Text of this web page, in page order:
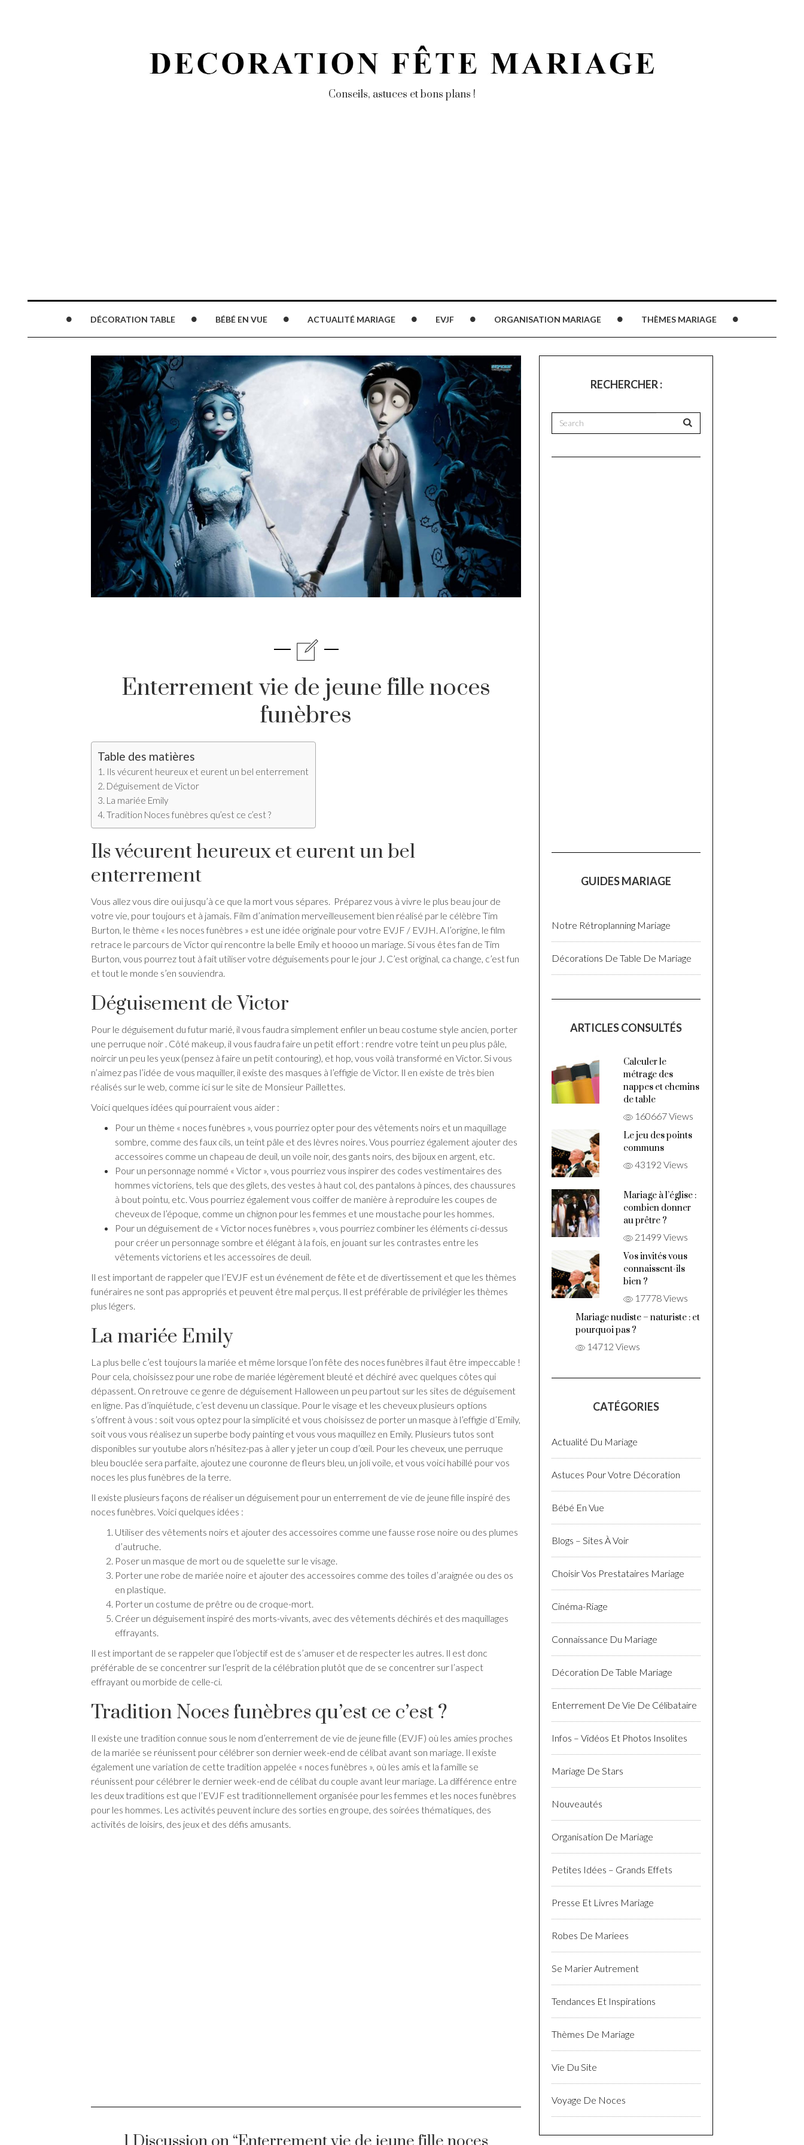
Conseils, astuces et bons plans !
DÉCORATION TABLE BÉBÉ EN VUE ACTUALITÉ MARIAGE EVJF ORGANISATION MARIAGE THÈMES MARIAGE
Enterrement vie de jeune fille noces
funèbres
Table des matières
Ils vécurent heureux et eurent un bel enterrement
Déguisement de Victor
La mariée Emily
Tradition Noces funèbres qu’est ce c’est ?
Ils vécurent heureux et eurent un bel
enterrement
Vous allez vous dire oui jusqu’à ce que la mort vous sépares. Préparez vous à vivre le plus beau jour de
votre vie, pour toujours et à jamais. Film d’animation merveilleusement bien réalisé par le célèbre Tim
Burton, le thème « les noces funèbres » est une idée originale pour votre EVJF / EVJH. A l’origine, le film
retrace le parcours de Victor qui rencontre la belle Emily et hoooo un mariage. Si vous êtes fan de Tim
Burton, vous pourrez tout à fait utiliser votre déguisements pour le jour J. C’est original, ca change, c’est fun
et tout le monde s’en souviendra.
Déguisement de Victor
Pour le déguisement du futur marié, il vous faudra simplement enfiler un beau costume style ancien, porter
une perruque noir . Côté makeup, il vous faudra faire un petit effort : rendre votre teint un peu plus pâle,
noircir un peu les yeux (pensez à faire un petit contouring), et hop, vous voilà transformé en Victor. Si vous
n’aimez pas l’idée de vous maquiller, il existe des masques à l’effigie de Victor. Il en existe de très bien
réalisés sur le web, comme ici sur le site de Monsieur Paillettes.
Voici quelques idées qui pourraient vous aider :
Pour un thème « noces funèbres », vous pourriez opter pour des vêtements noirs et un maquillage
sombre, comme des faux cils, un teint pâle et des lèvres noires. Vous pourriez également ajouter des
accessoires comme un chapeau de deuil, un voile noir, des gants noirs, des bijoux en argent, etc.
Pour un personnage nommé « Victor », vous pourriez vous inspirer des codes vestimentaires des
hommes victoriens, tels que des gilets, des vestes à haut col, des pantalons à pinces, des chaussures
à bout pointu, etc. Vous pourriez également vous coiffer de manière à reproduire les coupes de
cheveux de l’époque, comme un chignon pour les femmes et une moustache pour les hommes.
Pour un déguisement de « Victor noces funèbres », vous pourriez combiner les éléments ci-dessus
pour créer un personnage sombre et élégant à la fois, en jouant sur les contrastes entre les
vêtements victoriens et les accessoires de deuil.
Il est important de rappeler que l’EVJF est un événement de fête et de divertissement et que les thèmes
funéraires ne sont pas appropriés et peuvent être mal perçus. Il est préférable de privilégier les thèmes
plus légers.
La mariée Emily
La plus belle c’est toujours la mariée et même lorsque l’on fête des noces funèbres il faut être impeccable !
Pour cela, choisissez pour une robe de mariée légèrement bleuté et déchiré avec quelques côtes qui
dépassent. On retrouve ce genre de déguisement Halloween un peu partout sur les sites de déguisement
en ligne. Pas d’inquiétude, c’est devenu un classique. Pour le visage et les cheveux plusieurs options
s’offrent à vous : soit vous optez pour la simplicité et vous choisissez de porter un masque à l’effigie d’Emily,
soit vous vous réalisez un superbe body painting et vous vous maquillez en Emily. Plusieurs tutos sont
disponibles sur youtube alors n’hésitez-pas à aller y jeter un coup d’œil. Pour les cheveux, une perruque
bleu bouclée sera parfaite, ajoutez une couronne de fleurs bleu, un joli voile, et vous voici habillé pour vos
noces les plus funèbres de la terre.
Il existe plusieurs façons de réaliser un déguisement pour un enterrement de vie de jeune fille inspiré des
noces funèbres. Voici quelques idées :
Utiliser des vêtements noirs et ajouter des accessoires comme une fausse rose noire ou des plumes
d’autruche.
Poser un masque de mort ou de squelette sur le visage.
Porter une robe de mariée noire et ajouter des accessoires comme des toiles d’araignée ou des os
en plastique.
Porter un costume de prêtre ou de croque-mort.
Créer un déguisement inspiré des morts-vivants, avec des vêtements déchirés et des maquillages
effrayants.
Il est important de se rappeler que l’objectif est de s’amuser et de respecter les autres. Il est donc
préférable de se concentrer sur l’esprit de la célébration plutôt que de se concentrer sur l’aspect
effrayant ou morbide de celle-ci.
Tradition Noces funèbres qu’est ce c’est ?
Il existe une tradition connue sous le nom d’enterrement de vie de jeune fille (EVJF) où les amies proches
de la mariée se réunissent pour célébrer son dernier week-end de célibat avant son mariage. Il existe
également une variation de cette tradition appelée « noces funèbres », où les amis et la famille se
réunissent pour célébrer le dernier week-end de célibat du couple avant leur mariage. La différence entre
les deux traditions est que l’EVJF est traditionnellement organisée pour les femmes et les noces funèbres
pour les hommes. Les activités peuvent inclure des sorties en groupe, des soirées thématiques, des
activités de loisirs, des jeux et des défis amusants.
RECHERCHER :
GUIDES MARIAGE
Notre Rétroplanning Mariage
Décorations De Table De Mariage
ARTICLES CONSULTÉS
Calculer le
métrage des
nappes et chemins
de table
160667 Views
Le jeu des points
communs
43192 Views
Mariage à l’église :
combien donner
au prêtre ?
21499 Views
Vos invités vous
connaissent-ils
bien ?
17778 Views
Mariage nudiste – naturiste : et
pourquoi pas ?
14712 Views
CATÉGORIES
Actualité Du Mariage
Astuces Pour Votre Décoration
Bébé En Vue
Blogs – Sites À Voir
Choisir Vos Prestataires Mariage
Cinéma-Riage
Connaissance Du Mariage
Décoration De Table Mariage
Enterrement De Vie De Célibataire
Infos – Vidéos Et Photos Insolites
Mariage De Stars
Nouveautés
Organisation De Mariage
Petites Idées – Grands Effets
Presse Et Livres Mariage
Robes De Mariees
Se Marier Autrement
Tendances Et Inspirations
Thèmes De Mariage
Vie Du Site
Voyage De Noces